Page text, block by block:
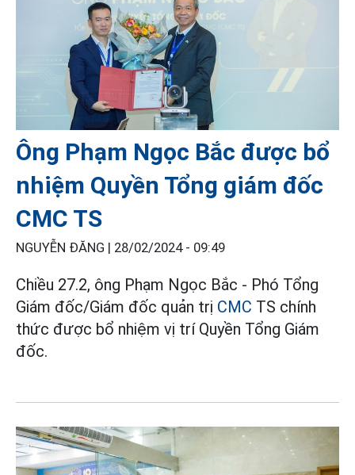
Ông Phạm Ngọc Bắc được bổ
nhiệm Quyền Tổng giám đốc
CMC TS
NGUYỄN ĐĂNG | 28/02/2024 - 09:49
Chiều 27.2, ông Phạm Ngọc Bắc - Phó Tổng
Giám đốc/Giám đốc quản trị CMC TS chính
thức được bổ nhiệm vị trí Quyền Tổng Giám
đốc.